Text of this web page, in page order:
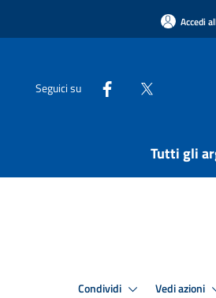
Accedi
Seguici su
Tutti gli
Condividi Vedi azioni